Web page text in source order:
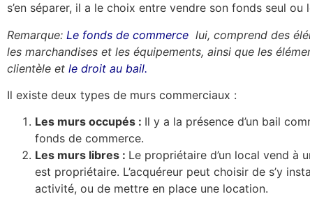
s’en séparer, il a le choix entre vendre son fonds seul ou
Remarque: Le fonds de commerce lui, comprend des
les marchandises et les équipements, ainsi que les
clientèle et le droit au bail.
Il existe deux types de murs commerciaux :
Les murs occupés : Il y a la présence d’un bail
fonds de commerce.
Les murs libres : Le propriétaire d’un local vend à
est propriétaire. L’acquéreur peut choisir de s’y
activité, ou de mettre en place une location.